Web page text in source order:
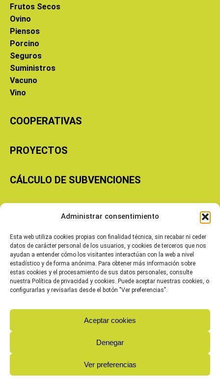
Administrar consentimiento
Esta web utiliza cookies propias con finalidad técnica, sin recabar ni ceder
datos de carácter personal de los usuarios, y cookies de terceros que nos
ayudan a entender cómo los visitantes interactúan con la web a nivel
estadístico y de forma anónima. Para obtener más información sobre
estas cookies y el procesamiento de sus datos personales, consulte
nuestra Política de privacidad y cookies. Puede aceptar nuestras cookies, o
configurarlas y revisarlas desde el botón "Ver preferencias".
Aceptar cookies
Denegar
Ver preferencias
Frutos Secos
Ovino
Piensos
Porcino
Seguros
Suministros
Vacuno
Vino
COOPERATIVAS
PROYECTOS
CÁLCULO DE SUBVENCIONES